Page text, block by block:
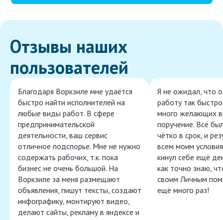
Отзывы наших
пользователей
Благодаря Воркзиле мне удаётся
быстро найти исполнителей на
любые виды работ. В сфере
предпринимательской
деятельности, ваш сервис
отличное подспорье. Мне не нужно
содержать рабочих, т.к. пока
бизнес не очень большой. На
Воркзиле за меня размещают
объявления, пишут тексты, создают
инфографику, монтируют видео,
делают сайты, рекламу в яндексе и
Я не ожидал, что
работу так
много желающих
поручение. Всё
чётко в срок, и
всем моим
кинул себе ещё
как точно знаю,
своим Личным
ещё много раз!